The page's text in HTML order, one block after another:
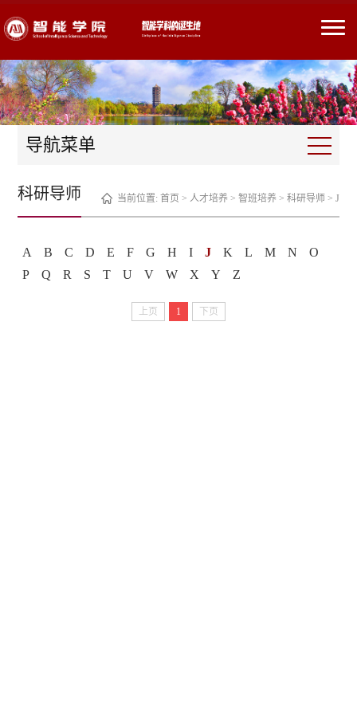
导航菜单
当前位置: 首页 > 人才培养 > 智班培养 > 科研导师> J
科研导师
A B C D E F G H I J K L M N
O
P
Q R S T U V W X Y Z
上页 1 下页